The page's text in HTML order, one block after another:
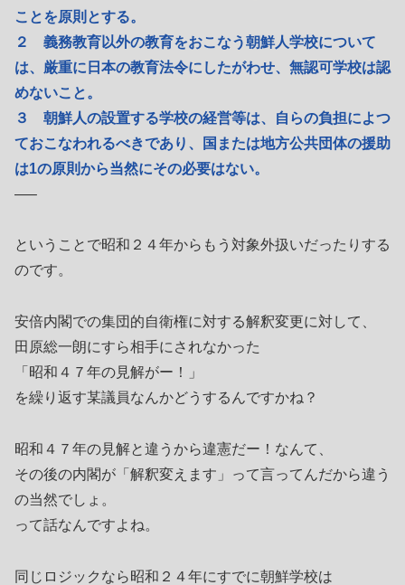
ことを原則とする。
２ 義務教育以外の教育をおこなう朝鮮人学校について
は、厳重に日本の教育法令にしたがわせ、無認可学校は認
めないこと。
３ 朝鮮人の設置する学校の経営等は、自らの負担によつ
ておこなわれるべきであり、国または地方公共団体の援助
は1の原則から当然にその必要はない。
—–
ということで昭和２４年からもう対象外扱いだったりする
のです。
安倍内閣での集団的自衛権に対する解釈変更に対して、
田原総一朗にすら相手にされなかった
「昭和４７年の見解がー！」
を繰り返す某議員なんかどうするんですかね？
昭和４７年の見解と違うから違憲だー！なんて、
その後の内閣が「解釈変えます」って言ってんだから違う
の当然でしょ。
って話なんですよね。
同じロジックなら昭和２４年にすでに朝鮮学校は